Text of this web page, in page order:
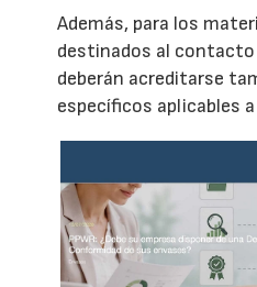
Además, para los
destinados al
deberán acreditarse
específicos aplicables